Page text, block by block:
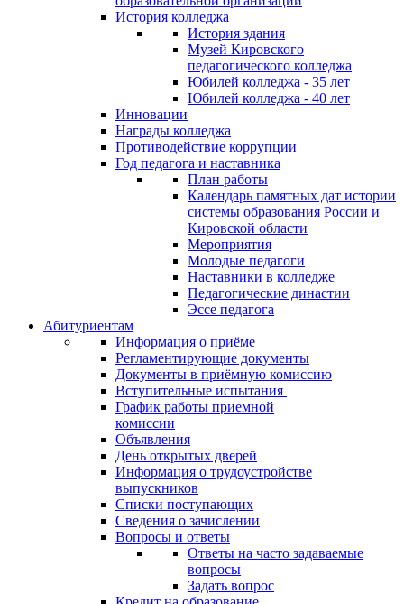
История колледжа
История здания
Музей Кировского
педагогического колледжа
Юбилей колледжа - 35 лет
Юбилей колледжа - 40 лет
Инновации
Награды колледжа
Противодействие коррупции
Год педагога и наставника
План работы
Календарь памятных дат истории
системы образования России и
Кировской области
Мероприятия
Молодые педагоги
Наставники в колледже
Педагогические династии
Эссе педагога
Абитуриентам
Информация о приёме
Регламентирующие документы
Документы в приёмную комиссию
Вступительные испытания
График работы приемной
комиссии
Объявления
День открытых дверей
Информация о трудоустройстве
выпускников
Списки поступающих
Сведения о зачислении
Вопросы и ответы
Ответы на часто задаваемые
вопросы
Задать вопрос